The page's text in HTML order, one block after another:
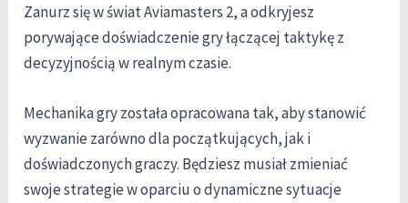
Zanurz się w świat Aviamasters 2, a odkryjesz
porywające doświadczenie gry łączącej taktykę z
decyzyjnością w realnym czasie.
Mechanika gry została opracowana tak, aby stanowić
wyzwanie zarówno dla początkujących, jak i
doświadczonych graczy. Będziesz musiał zmieniać
swoje strategie w oparciu o dynamiczne sytuacje